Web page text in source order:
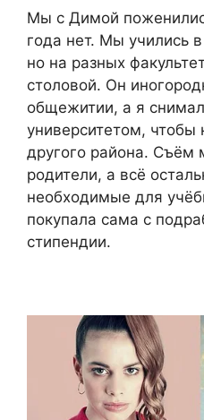
Мы с Димой
года нет. Мы учились
но на разных
столовой. Он
общежитии, а я
университетом, чтобы
другого района. Съём
родители, а всё
необходимые для
покупала сама с
стипендии.